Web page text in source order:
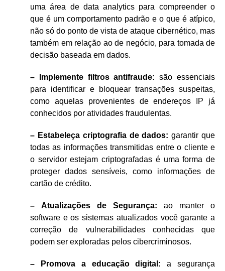
uma área de data analytics para compreender o
que é um comportamento padrão e o que é atípico,
não só do ponto de vista de ataque cibernético, mas
também em relação ao de negócio, para tomada de
decisão baseada em dados.
– Implemente filtros antifraude: são essenciais
para identificar e bloquear transações suspeitas,
como aquelas provenientes de endereços IP já
conhecidos por atividades fraudulentas.
– Estabeleça criptografia de dados: garantir que
todas as informações transmitidas entre o cliente e
o servidor estejam criptografadas é uma forma de
proteger dados sensíveis, como informações de
cartão de crédito.
– Atualizações de Segurança: ao manter o
software e os sistemas atualizados você garante a
correção de vulnerabilidades conhecidas que
podem ser exploradas pelos cibercriminosos.
– Promova a educação digital: a segurança